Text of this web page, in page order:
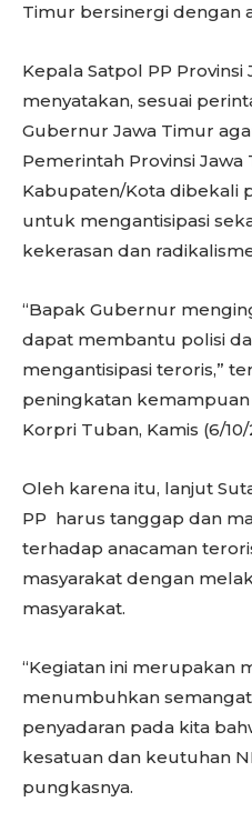
Timur bersinergi dengan
Kepala Satpol PP
menyatakan, sesuai
Gubernur Jawa Timur
Pemerintah Provinsi Jawa
Kabupaten/Kota dibekali
untuk mengantisipasi
kekerasan dan
“Bapak Gubernur
dapat membantu polisi
mengantisipasi teroris,”
peningkatan kemampuan
Korpri Tuban, Kamis (6/10/
Oleh karena itu, lanjut
PP harus tanggap dan
terhadap anacaman
masyarakat dengan
masyarakat.
“Kegiatan ini merupakan
menumbuhkan
penyadaran pada kita
kesatuan dan keutuhan
pungkasnya.